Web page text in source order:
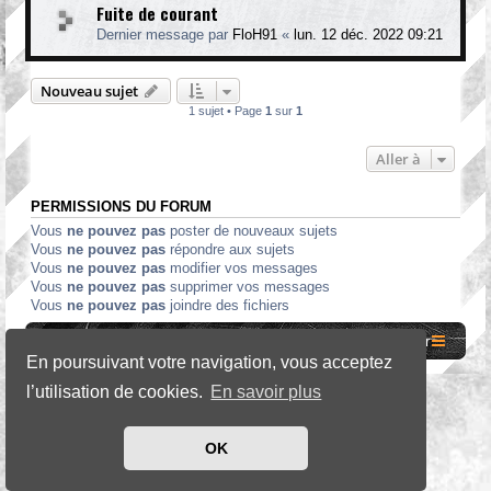
En poursuivant votre navigation, vous acceptez
l’utilisation de cookies. En savoir plus
OK
Fuite de courant
Dernier message par FloH91 « lun. 12 déc. 2022 09:21
Nouveau sujet
1 sujet • Page 1 sur 1
Aller à
PERMISSIONS DU FORUM
Vous ne pouvez pas poster de nouveaux sujets
Vous ne pouvez pas répondre aux sujets
Vous ne pouvez pas modifier vos messages
Vous ne pouvez pas supprimer vos messages
Vous ne pouvez pas joindre des fichiers
Nous contacter
SE Gamer Style byphpBB Styles
phpBB® Forum Software © phpBB Limited
phpBB-fr.com